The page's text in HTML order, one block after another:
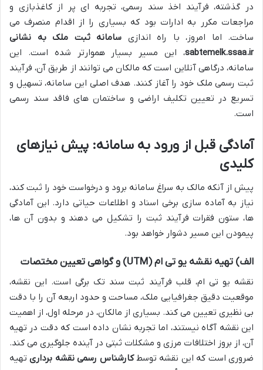
در گذشته، فرآیند اخذ سند رسمی، تجربه ای پر از کاغذبازی و
مراجعات مکرر به ادارات بود که بسیاری را از اقدام منصرف می
ساخت. اما امروز، با راه اندازی سامانه ثبت ملک به نشانی
sabtemelk.ssaa.ir، این مسیر بسیار هموارتر شده است. این
سامانه، درگاهی آنلاین است که مالکان می توانند از طریق آن، فرآیند
ثبت رسمی ملک خود را آغاز کنند. هدف اصلی این سامانه، تسهیل و
تسریع در تعیین تکلیف اراضی و ساختمان های فاقد سند رسمی
است.
آمادگی قبل از ورود به سامانه: پیش نیازهای
کلیدی
پیش از آنکه مالک به سراغ سامانه برود و درخواست خود را ثبت کند،
نیاز به آماده سازی برخی اسناد و اطلاعات حیاتی دارد. این آمادگی
ها، ستون فقرات فرآیند ثبت را تشکیل می دهند و بدون آن ها،
پیمودن این مسیر دشوار خواهد بود.
الف) تهیه نقشه یو تی ام (UTM) و گواهی تعیین مختصات
نقشه یو تی ام، قلب فرآیند ثبت سند تک برگی است. این نقشه،
موقعیت دقیق جغرافیایی ملک، مساحت و حدود اربعه آن را با دقت
بی نظیری تعیین می کند. بسیاری از مالکان، در مرحله اول، از اهمیت
این نقشه آگاه نیستند، اما تجربه نشان داده است که دقت در تهیه
آن، از بروز اختلافات مرزی و مشکلات ثبتی در آینده جلوگیری می کند.
ضروری است که این نقشه توسطکارشناس رسمی نقشه برداریتهیه